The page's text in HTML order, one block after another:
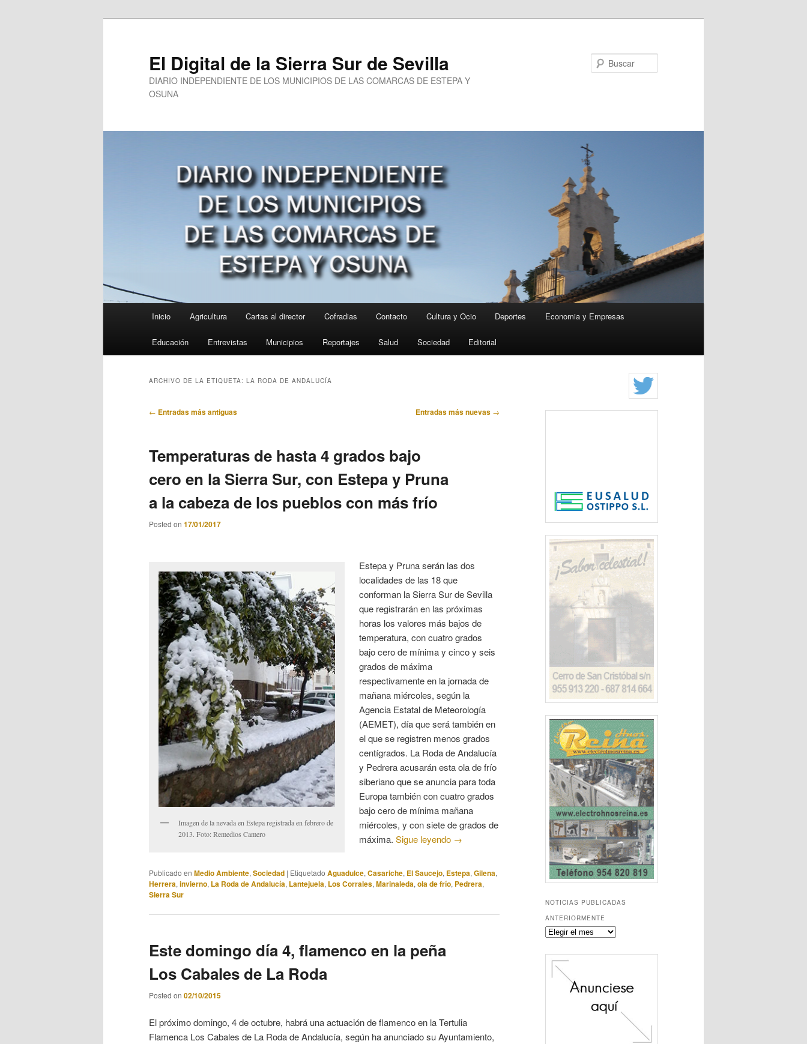
El Digital de la Sierra Sur de Sevilla
DIARIO INDEPENDIENTE DE LOS MUNICIPIOS DE LAS COMARCAS DE ESTEPA Y
OSUNA
Inicio Agricultura Cartas al director Cofradias Contacto Cultura y Ocio Deportes Economia y Empresas
Educación Entrevistas Municipios Reportajes Salud Sociedad Editorial
ARCHIVO DE LA ETIQUETA: LA RODA DE ANDALUCÍA
Navegación
← Entradas más antiguas Entradas más nuevas →
Temperaturas de hasta 4 grados bajo
cero en la Sierra Sur, con Estepa y Pruna
a la cabeza de los pueblos con más frío
Posted on 17/01/2017
Imagen de la nevada en Estepa registrada en febrero de
2013. Foto: Remedios Camero
Estepa y Pruna serán las dos
localidades de las 18 que
conforman la Sierra Sur de Sevilla
que registrarán en las próximas
horas los valores más bajos de
temperatura, con cuatro grados
bajo cero de mínima y cinco y seis
grados de máxima
respectivamente en la jornada de
mañana miércoles, según la
Agencia Estatal de Meteorología
(AEMET), día que será también en
el que se registren menos grados
centígrados. La Roda de Andalucía
y Pedrera acusarán esta ola de frío
siberiano que se anuncia para toda
Europa también con cuatro grados
bajo cero de mínima mañana
miércoles, y con siete de grados de
máxima.Sigue leyendo →
Publicado en Medio Ambiente, Sociedad | Etiquetado Aguadulce, Casariche, El Saucejo, Estepa, Gilena,
Herrera, invierno, La Roda de Andalucía, Lantejuela, Los Corrales, Marinaleda, ola de frío, Pedrera,
Sierra Sur
Este domingo día 4, flamenco en la peña
Los Cabales de La Roda
Posted on 02/10/2015
El próximo domingo, 4 de octubre, habrá una actuación de flamenco en la Tertulia
Flamenca Los Cabales de La Roda de Andalucía, según ha anunciado su Ayuntamiento,
NOTICIAS PUBLICADAS
ANTERIORMENTE
Noticias
anteriormente